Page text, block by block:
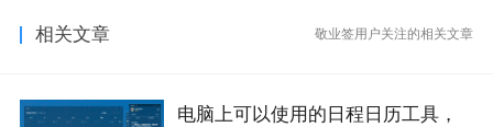
相关文章 敬业签用户关注的相关文章
电脑上可以使用的日程日历工具，